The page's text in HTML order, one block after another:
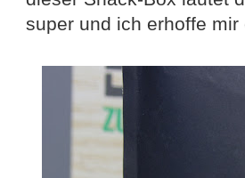
super und ich erhoffe